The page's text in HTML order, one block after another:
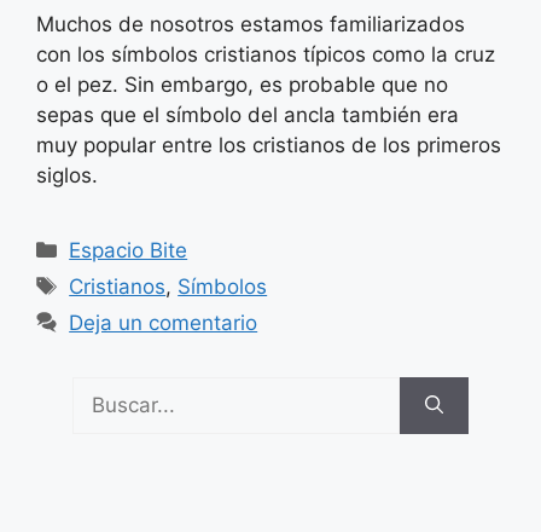
Muchos de nosotros estamos familiarizados
con los símbolos cristianos típicos como la cruz
o el pez. Sin embargo, es probable que no
sepas que el símbolo del ancla también era
muy popular entre los cristianos de los primeros
siglos.
Categorías
Espacio Bite
Etiquetas
Cristianos, Símbolos
Deja un comentario